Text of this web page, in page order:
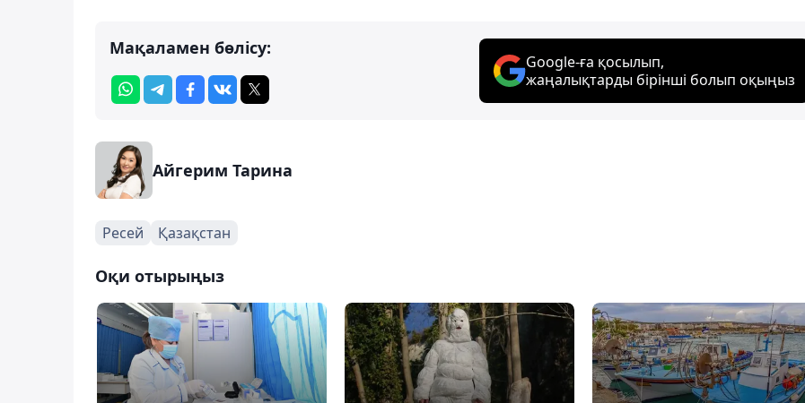
Мақаламен бөлісу:
Google-ға қосылып,
жаңалықтарды бірінші болып оқыңыз
Айгерим Тарина
Ресей Қазақстан
Оқи отырыңыз